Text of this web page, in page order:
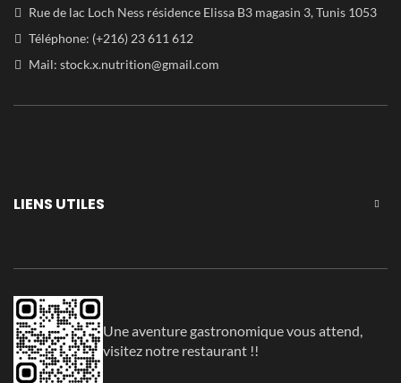
Rue de lac Loch Ness résidence Elissa B3 magasin 3, Tunis 1053
Téléphone: (+216) 23 611 612
Mail: stock.x.nutrition@gmail.com
LIENS UTILES
Une aventure gastronomique vous attend,
visitez notre restaurant !!